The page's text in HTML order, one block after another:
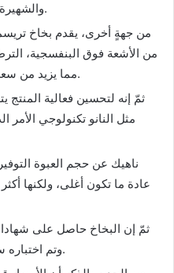
والشهيرة ذات السمعة والجودة العالية.
من جهةٍ أخرى، يقدم بخاخ
من الأشعة فوق البنفسجية،
مما يزيد من سعره مقارنة بالمنتجات الشعبية.
ثمّ إنه لتحسين فعالية المنتج
مثل النانو تكنولوجي
ناهيك عن حجم العبوة
عادة ما تكون أغلى، ولكنها
ثمّ إن البخاخ حاصل على
وتم اختباره سريريًا لإثبات فعاليته وسلامته.